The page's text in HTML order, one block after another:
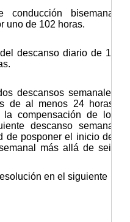
bisemanal
uno de 102 horas.
descanso diario de 11
descansos semanales
de al menos 24 horas,
compensación de los
descanso semanal
de posponer el inicio del
más allá de seis
en el siguiente